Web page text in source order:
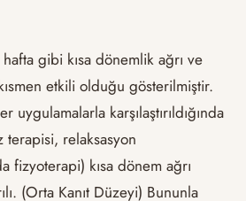
gibi kısa dönemlik ağrı ve
etkili olduğu gösterilmiştir.
uygulamalarla karşılaştırıldığında
terapisi, relaksasyon
fizyoterapi) kısa dönem ağrı
(Orta Kanıt Düzeyi) Bununla